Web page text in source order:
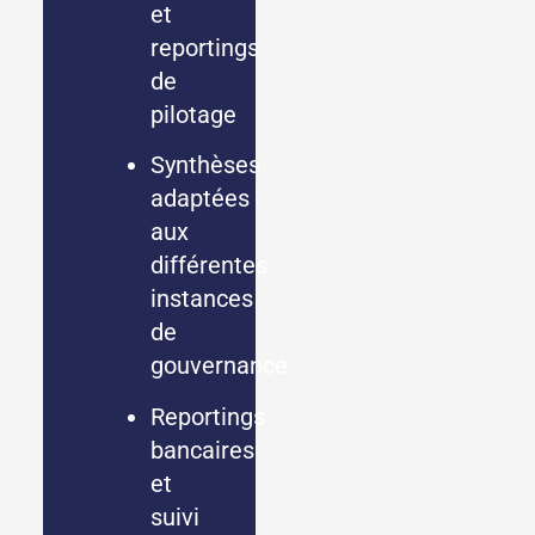
et
reportings
de
pilotage
Synthèses
adaptées
aux
différentes
instances
de
gouvernance
Reportings
bancaires
et
suivi